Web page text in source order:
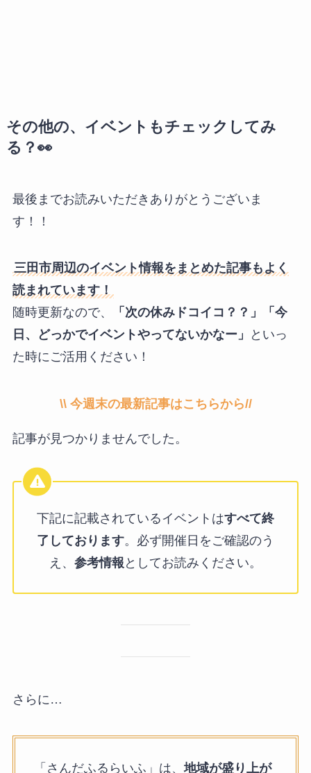
その他の、イベントもチェックしてみ
る？👀
最後までお読みいただきありがとうございま
す！！
三田市周辺のイベント情報をまとめた記事もよく
読まれています！
随時更新なので、
「次の休みドコイコ？？」「今
日、どっかでイベントやってないかなー」
といっ
た時にご活用ください！
\\ 今週末の最新記事はこちらから//
記事が見つかりませんでした。
下記に記載されているイベントはすべて終
了しております。必ず開催日をご確認のう
え、 参考情報 としてお読みください。
さらに…
「さんだふるらいふ」は、地域が盛り上が